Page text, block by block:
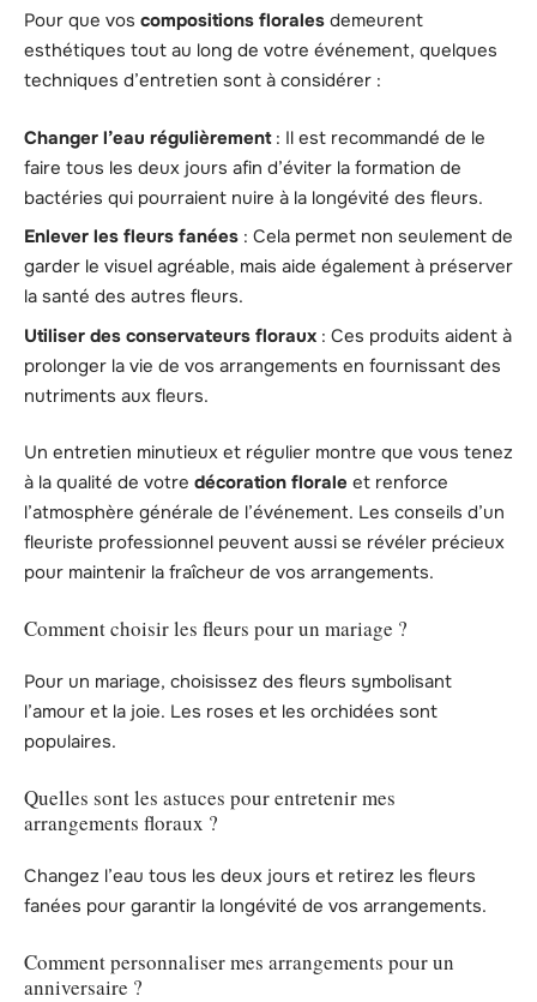
Pour que vos compositions florales demeurent
esthétiques tout au long de votre événement, quelques
techniques d’entretien sont à considérer :
Changer l’eau régulièrement: Il est recommandé de le
faire tous les deux jours afin d’éviter la formation de
bactéries qui pourraient nuire à la longévité des fleurs.
Enlever les fleurs fanées : Cela permet non seulement de
garder le visuel agréable, mais aide également à préserver
la santé des autres fleurs.
Utiliser des conservateurs floraux : Ces produits aident à
prolonger la vie de vos arrangements en fournissant des
nutriments aux fleurs.
Un entretien minutieux et régulier montre que vous tenez
à la qualité de votre décoration florale et renforce
l’atmosphère générale de l’événement. Les conseils d’un
fleuriste professionnel peuvent aussi se révéler précieux
pour maintenir la fraîcheur de vos arrangements.
Comment choisir les fleurs pour un mariage ?
Pour un mariage, choisissez des fleurs symbolisant
l’amour et la joie. Les roses et les orchidées sont
populaires.
Quelles sont les astuces pour entretenir mes
arrangements floraux ?
Changez l’eau tous les deux jours et retirez les fleurs
fanées pour garantir la longévité de vos arrangements.
Comment personnaliser mes arrangements pour un
anniversaire ?